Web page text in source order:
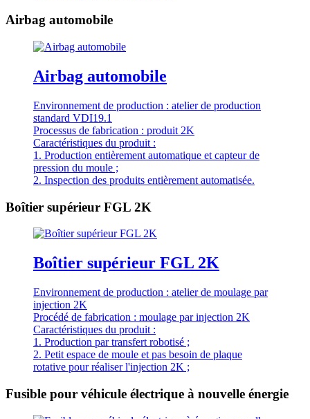
Airbag automobile
Airbag automobile
Environnement de production : atelier de production
standard VDI19.1
Processus de fabrication : produit 2K
Caractéristiques du produit :
1. Production entièrement automatique et capteur de
pression du moule ;
2. Inspection des produits entièrement automatisée.
Boîtier supérieur FGL 2K
Boîtier supérieur FGL 2K
Environnement de production : atelier de moulage par
injection 2K
Procédé de fabrication : moulage par injection 2K
Caractéristiques du produit :
1. Production par transfert robotisé ;
2. Petit espace de moule et pas besoin de plaque
rotative pour réaliser l'injection 2K ;
Fusible pour véhicule électrique à nouvelle énergie